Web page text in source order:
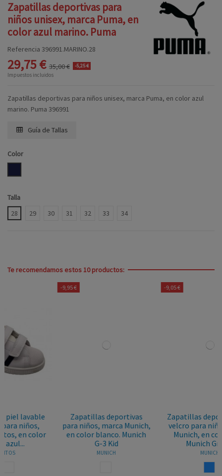
Zapatillas deportivas para
niños unisex, marca Puma, en
color azul marino. Puma
Referencia 396991.MARINO.28
29,75 € 35,00 € -5,25 €
Impuestos incluidos
Zapatillas deportivas para niños unisex, marca Puma, en color azul
marino. Puma 396991
Guía de Tallas
Color
Talla
28
29 30 31 32 33 34
Te recomendamos estos 10 productos:
Zapatillas deportivas
para niños, marca Munich,
en color blanco. Munich
Zapatillas deportivas con
velcro para niños, marca
Munich, en color azul.
Munich Gresca